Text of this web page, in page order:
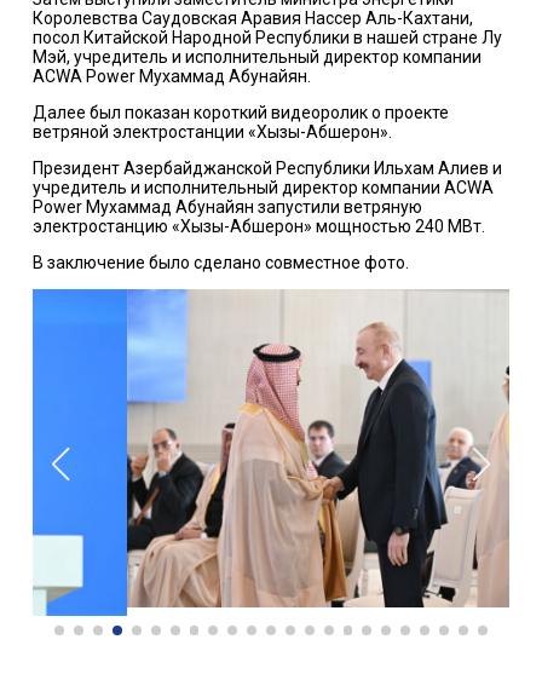
Королевства Саудовская Аравия Нассер Аль-Кахтани,
посол Китайской Народной Республики в нашей стране Лу
Мэй, учредитель и исполнительный директор компании
ACWA Power Мухаммад Абунайян.
Далее был показан короткий видеоролик о проекте
ветряной электростанции «Хызы-Абшерон».
Президент Азербайджанской Республики Ильхам Алиев и
учредитель и исполнительный директор компании ACWA
Power Мухаммад Абунайян запустили ветряную
электростанцию «Хызы-Абшерон» мощностью 240 МВт.
В заключение было сделано совместное фото.